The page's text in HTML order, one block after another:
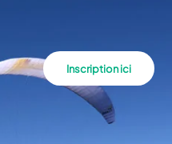
Inscription ici